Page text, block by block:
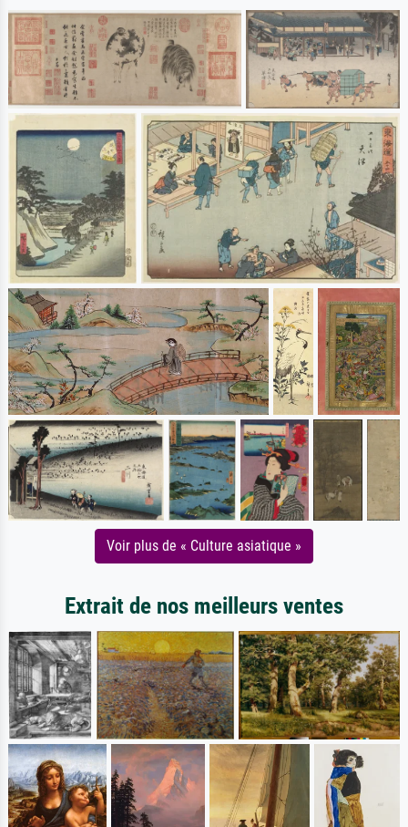
Voir plus de « Culture asiatique »
Extrait de nos meilleurs ventes